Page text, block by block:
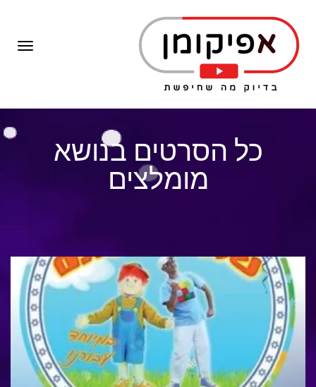
כל הסרטים בנושא
מומלצים